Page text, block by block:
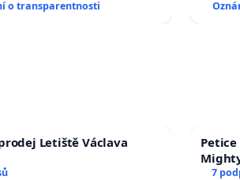
o transparentnosti
Letiště Václava
7